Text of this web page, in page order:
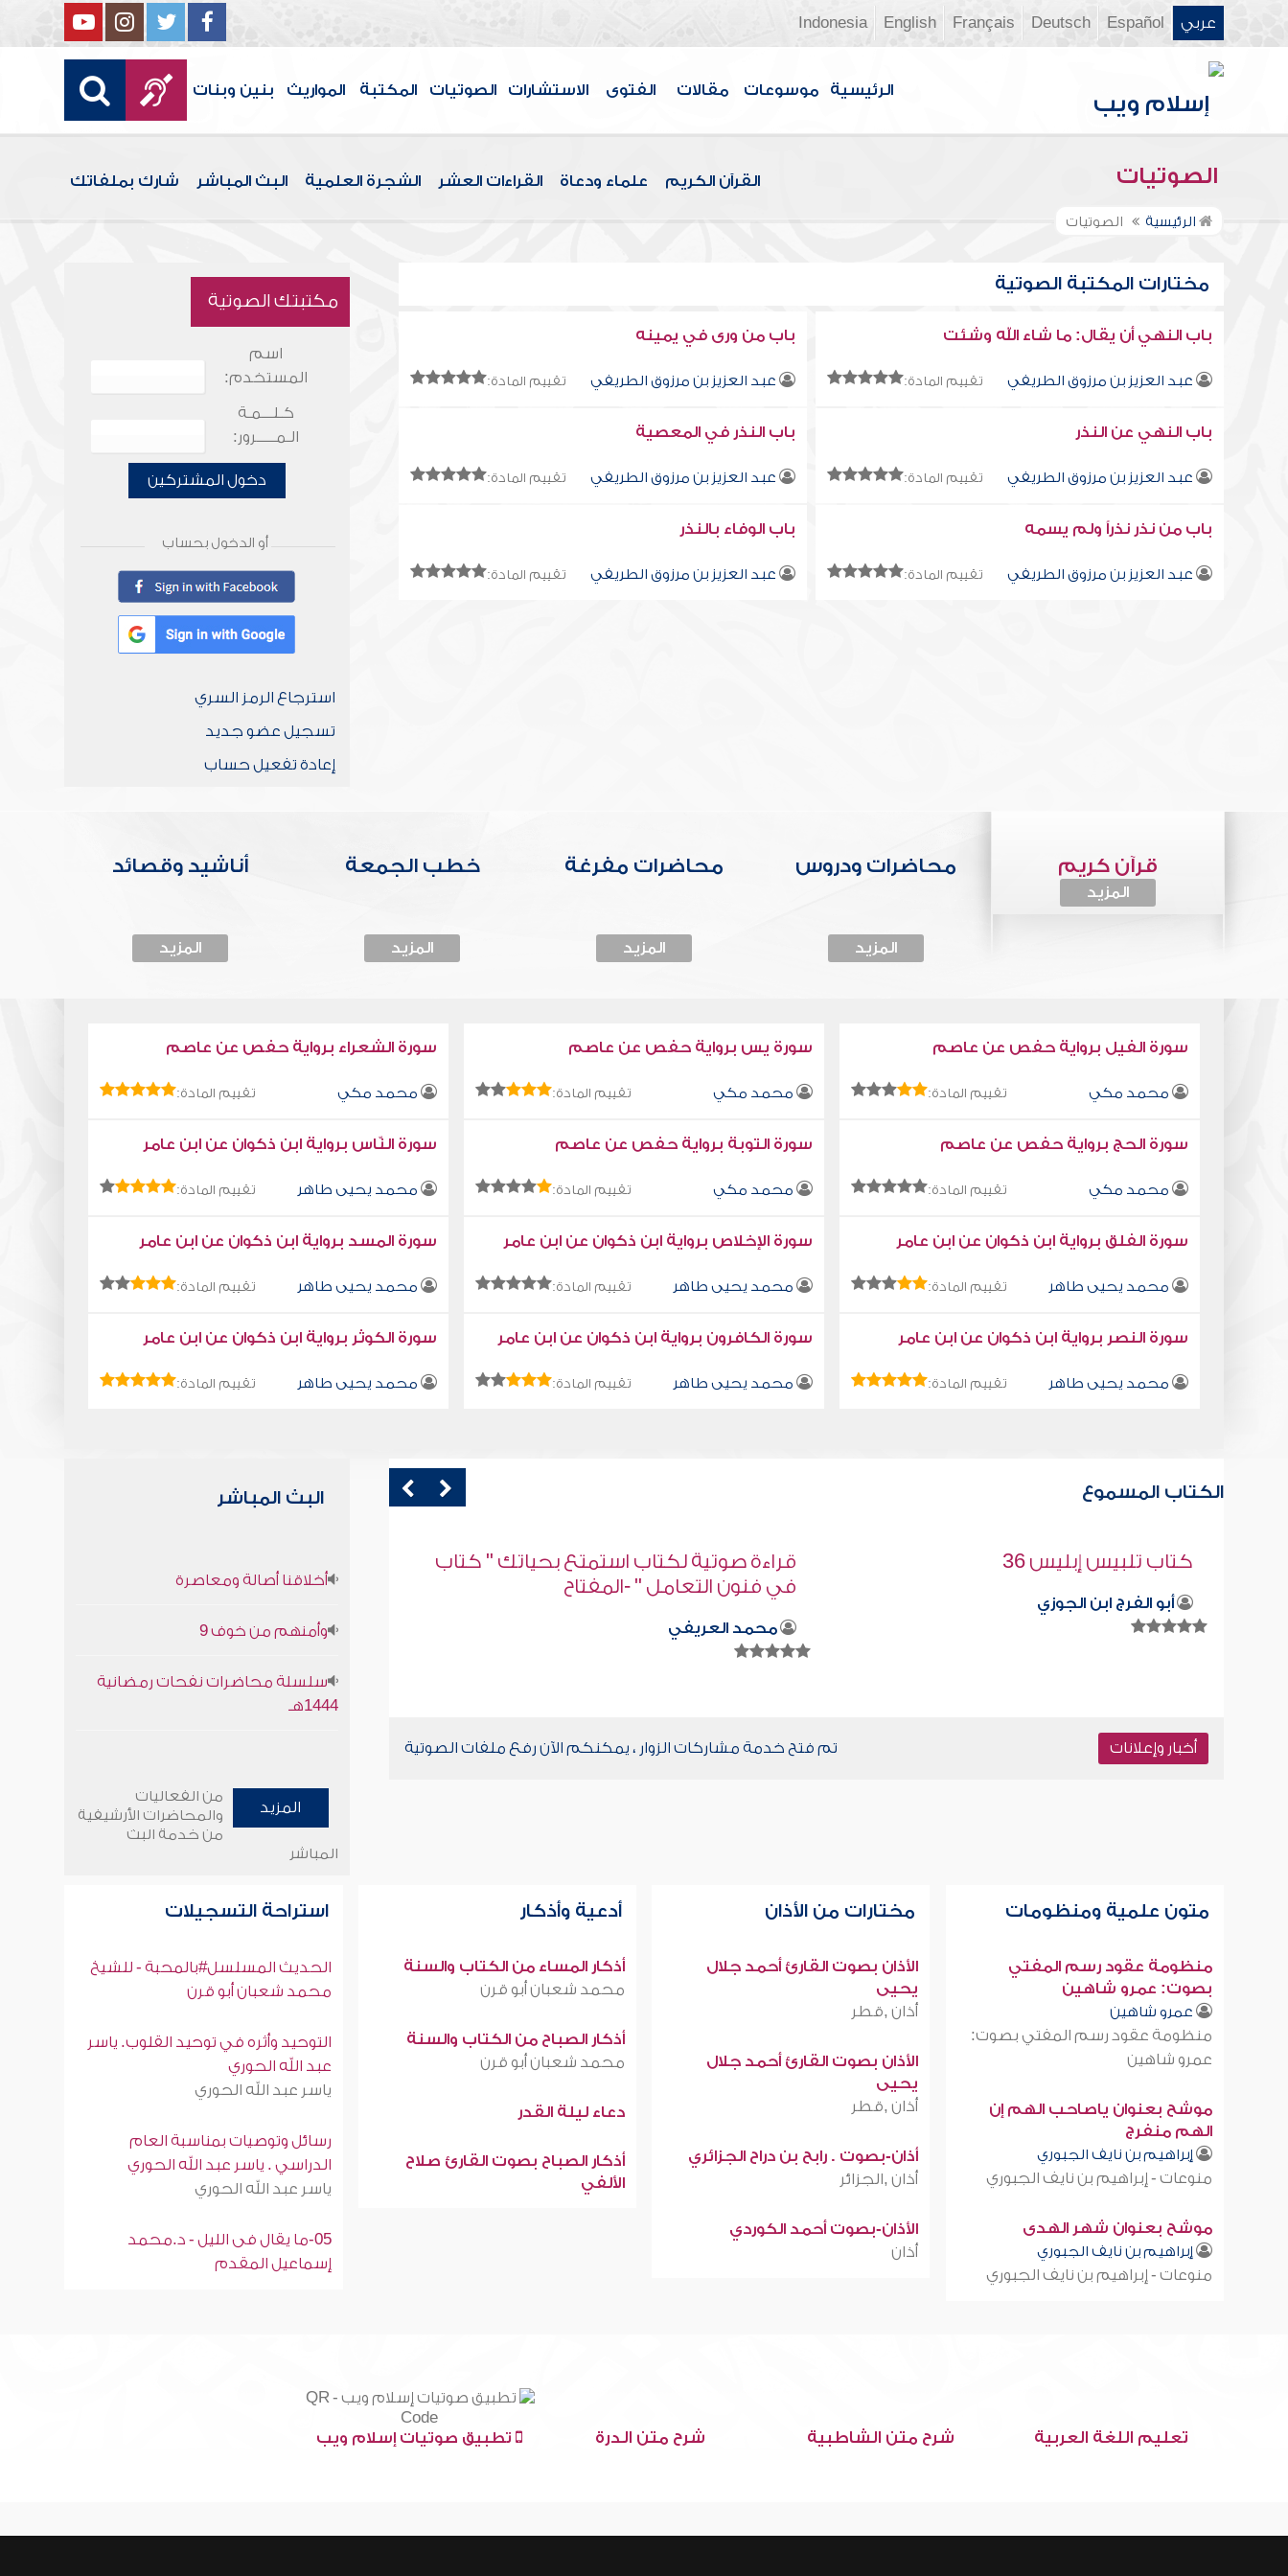
عربي Español
Deutsch
Français
English
Indonesia
الرئيسية موسوعات مقالات الفتوى الاستشارات الصوتيات المكتبة المواريث بنين وبنات
الصوتيات القرآن الكريم علماء ودعاة القراءات العشر الشجرة العلمية البث المباشر شارك بملفاتك
الرئيسية الصوتيات
مختارات المكتبة الصوتية
باب النهي أن يقال: ما شاء الله وشئت
عبد العزيز بن مرزوق الطريفي تقييم المادة:
باب من ورى في يمينه
عبد العزيز بن مرزوق الطريفي تقييم المادة:
باب النهي عن النذر
عبد العزيز بن مرزوق الطريفي تقييم المادة:
باب النذر في المعصية
عبد العزيز بن مرزوق الطريفي تقييم المادة:
باب من نذر نذراً ولم يسمه
عبد العزيز بن مرزوق الطريفي تقييم المادة:
باب الوفاء بالنذر
عبد العزيز بن مرزوق الطريفي تقييم المادة:
مكتبتك الصوتية
اسم
المستخدم:
كـلـــمـة
الـمـــــرور:
دخول المشتركين
أو الدخول بحساب
استرجاع الرمز السري
تسجيل عضو جديد
إعادة تفعيل حساب
قرآن كريم
المزيد
محاضرات ودروس
المزيد
محاضرات مفرغة
المزيد
خطب الجمعة
المزيد
أناشيد وقصائد
المزيد
سورة الفيل برواية حفص عن عاصم
محمد مكي تقييم المادة:
سورة يس برواية حفص عن عاصم
محمد مكي تقييم المادة:
سورة الشعراء برواية حفص عن عاصم
محمد مكي تقييم المادة:
سورة الحج برواية حفص عن عاصم
محمد مكي تقييم المادة:
سورة التوبة برواية حفص عن عاصم
محمد مكي تقييم المادة:
سورة النّاس برواية ابن ذكوان عن ابن عامر
محمد يحيى طاهر تقييم المادة:
سورة الفلق برواية ابن ذكوان عن ابن عامر
محمد يحيى طاهر تقييم المادة:
سورة الإخلاص برواية ابن ذكوان عن ابن عامر
محمد يحيى طاهر تقييم المادة:
سورة المسد برواية ابن ذكوان عن ابن عامر
محمد يحيى طاهر تقييم المادة:
سورة النصر برواية ابن ذكوان عن ابن عامر
محمد يحيى طاهر تقييم المادة:
سورة الكافرون برواية ابن ذكوان عن ابن عامر
محمد يحيى طاهر تقييم المادة:
سورة الكوثر برواية ابن ذكوان عن ابن عامر
محمد يحيى طاهر تقييم المادة:
الكتاب المسموع
قراءة صوتية لكتاب استمتع بحياتك " كتاب
محمد العريفي
قراءة صوتية لكتاب استمتع بحياتك " كتاب
في فنون التعامل - من ركل القطة ؟
محمد العريفي
في فنون التعامل " - مفاتيح القلوب
محمد العريفي
أخبار وإعلانات تم فتح خدمة مشاركات الزوار ، يمكنكم الآن رفع ملفات الصوتية
البث المباشر
أخلاقنا أصالة ومعاصرة
وأمنهم من خوف 9
سلسلة محاضرات نفحات رمضانية
1444هـ
المزيد
من الفعاليات
والمحاضرات الأرشيفية
من خدمة البث
المباشر
متون علمية ومنظومات
منظومة عقود رسم المفتي
بصوت: عمرو شاهين
عمرو شاهين
منظومة عقود رسم المفتي بصوت:
عمرو شاهين
موشح بعنوان ياصاحب الهم إن
الهم منفرج
إبراهيم بن نايف الجبوري
منوعات - إبراهيم بن نايف الجبوري
موشح بعنوان شهر الهدى
إبراهيم بن نايف الجبوري
منوعات - إبراهيم بن نايف الجبوري
مختارات من الأذان
الأذان بصوت القارئ أحمد جلال
يحيى
أذان ,قطر
الأذان بصوت القارئ أحمد جلال
يحيى
أذان ,قطر
أذان-بصوت . رابح بن دراح الجزائري
أذان ,الجزائر
الأذان-بصوت أحمد الكوردي
أذان
أدعية وأذكار
أذكار المساء من الكتاب والسنة
محمد شعبان أبو قرن
أذكار الصباح من الكتاب والسنة
محمد شعبان أبو قرن
دعاء ليلة القدر
أذكار الصباح بصوت القارئ صلاح
الألفي
استراحة التسجيلات
الحديث المسلسل#بالمحبة - للشيخ
محمد شعبان أبو قرن
التوحيد وأثره في توحيد القلوب. ياسر
عبد الله الحوري
ياسر عبد الله الحوري
رسائل وتوصيات بمناسبة العام
الدراسي . ياسر عبد الله الحوري
ياسر عبد الله الحوري
05-ما يقال فى الليل - د.محمد
إسماعيل المقدم
تعليم اللغة العربية شرح متن الشاطبية شرح متن الدرة تطبيق صوتيات إسلام ويب